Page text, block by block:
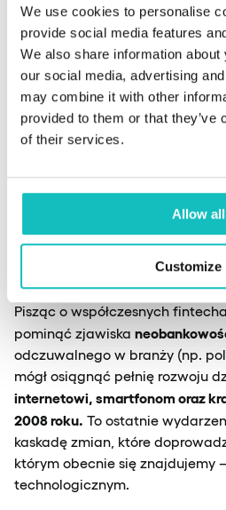
We use cookies to personalise
provide social media features
We also share information
our social media, advertising
may combine it with other
provided to them or that they’ve
of their services.
Allow all
Customize
transakcji, m.in. te dotyczące
kryptowalut. Daje to
wszystkim stronom transakcji,
zarządzania tożsamością.
kamień milowy dla technologii
Neobanki –
definicja
finansowych
Pisząc o współczesnych
pominąć zjawiska
odczuwalnego w branży (np.
mógł osiągnąć pełnię rozwoju
internetowi, smartfonom oraz
2008 roku. To ostatnie
kaskadę zmian, które
którym obecnie się znajdujemy
technologicznym.